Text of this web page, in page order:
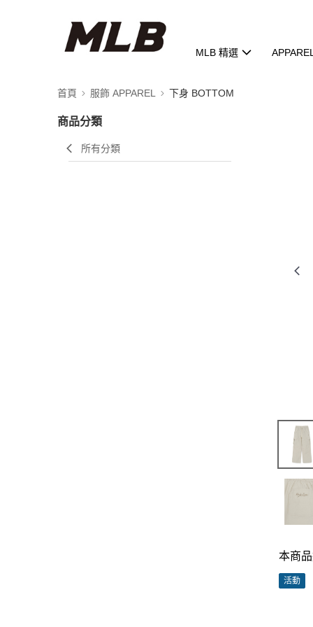
MLB 精選
首頁 服飾 APPAREL 下身 BOTTOM
商品分類
所有分類
本商
活動